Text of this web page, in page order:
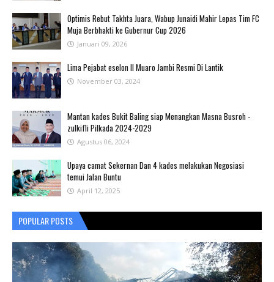
Optimis Rebut Takhta Juara, Wabup Junaidi Mahir Lepas Tim FC
Muja Berbhakti ke Gubernur Cup 2026
Januari 09, 2026
Lima Pejabat eselon II Muaro Jambi Resmi Di Lantik
November 03, 2024
Mantan kades Bukit Baling siap Menangkan Masna Busroh -
zulkifli Pilkada 2024-2029
Agustus 06, 2024
Upaya camat Sekernan Dan 4 kades melakukan Negosiasi
temui Jalan Buntu
April 12, 2025
POPULAR POSTS